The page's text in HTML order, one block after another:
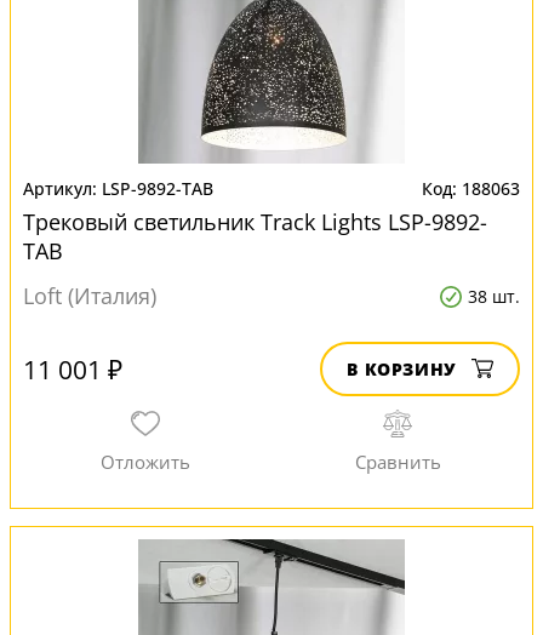
LSP-9892-TAB 188063
Трековый светильник Track Lights LSP-9892-
TAB
Loft (Италия)
38 шт.
11 001 ₽ В КОРЗИНУ